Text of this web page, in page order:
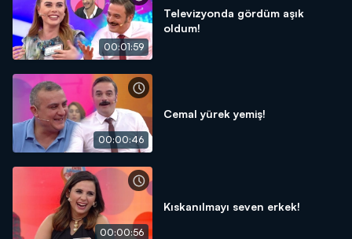
00:01:59
Televizyonda gördüm aşık
oldum!
00:00:46
Cemal yürek yemiş!
00:00:56
Kıskanılmayı seven erkek!